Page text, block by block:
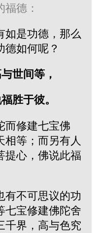
德：
如是功德，那么
德如何呢？
世间等，
胜于彼。
而修建七宝佛
相等；而另有人
提心，佛说此福
有不可思议的功
七宝修建佛陀舍
千界，高与色究